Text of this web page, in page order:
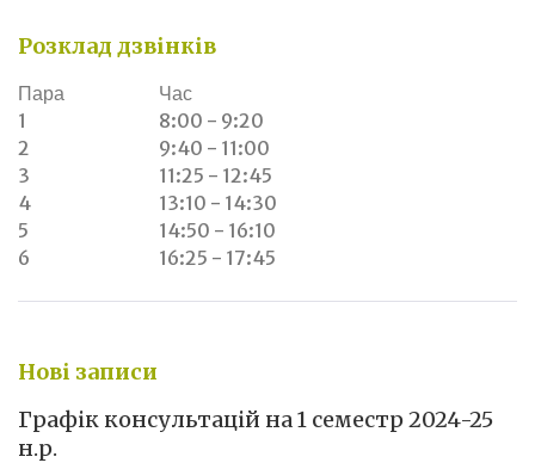
Розклад дзвінків
Пара
Час
1
8:00 - 9:20
2
9:40 - 11:00
3
11:25 - 12:45
4
13:10 - 14:30
5
14:50 - 16:10
6
16:25 - 17:45
Нові записи
Графік консультацій на 1 семестр 2024-25
н.р.